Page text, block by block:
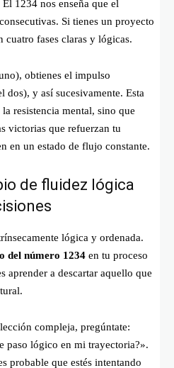
1234 nos enseña que el
Si tienes un proyecto
cuatro fases claras y lógicas.
obtienes el impulso
dos), y así sucesivamente. Esta
resistencia mental, sino que
victorias que refuerzan tu
en un estado de flujo constante.
de fluidez lógica
lógica y ordenada.
del número 1234 en tu proceso
aprender a descartar aquello que
compleja, pregúntate:
paso lógico en mi trayectoria?».
probable que estés intentando